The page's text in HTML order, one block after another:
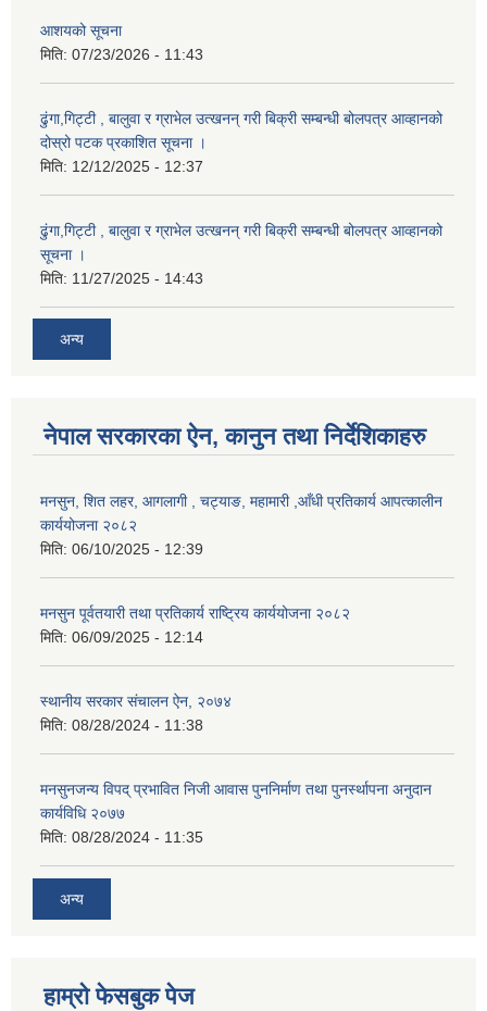
आशयको सूचना
मिति: 07/23/2026 - 11:43
ढुंगा,गिट्टी , बालुवा र ग्राभेल उत्खनन् गरी बिक्री सम्बन्धी बोलपत्र आव्हानको
दोस्रो पटक प्रकाशित सूचना ।
मिति: 12/12/2025 - 12:37
ढुंगा,गिट्टी , बालुवा र ग्राभेल उत्खनन् गरी बिक्री सम्बन्धी बोलपत्र आव्हानको
सूचना ।
मिति: 11/27/2025 - 14:43
अन्य
नेपाल सरकारका ऐन, कानुन तथा निर्देशिकाहरु
मनसुन, शित लहर, आगलागी , चट्याङ, महामारी ,आँधी प्रतिकार्य आपत्कालीन
कार्ययोजना २०८२
मिति: 06/10/2025 - 12:39
मनसुन पूर्वतयारी तथा प्रतिकार्य राष्ट्रिय कार्ययोजना २०८२
मिति: 06/09/2025 - 12:14
स्थानीय सरकार संचालन ऐन, २०७४
मिति: 08/28/2024 - 11:38
मनसुनजन्य विपद् प्रभावित निजी आवास पुननिर्माण तथा पुनर्स्थापना अनुदान
कार्यविधि २०७७
मिति: 08/28/2024 - 11:35
अन्य
हाम्राे फेसबुक पेज